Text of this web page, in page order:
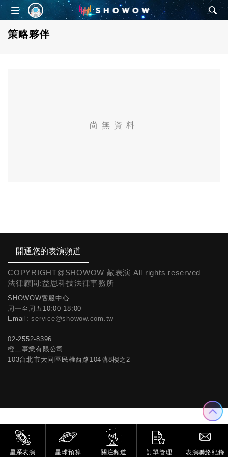
星系表演 星球預算 關注頻道 訂單管理 表演聯絡紀錄
策略夥伴
尚無資料
開通您的表演頻道
COPYRIGHT@SHOWOW 敲表演 All rights reserved
法律顧問:益思科技法律事務所
SHOWOW客服中心
周一至周五10:00-18:00
Email:service@showow.com.tw
02-2552-8396
橙二事業有限公司
103台北市大同區民權西路104號8樓之2